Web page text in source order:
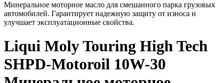
Минеральное моторное масло для смешанного парка грузовых
автомобилей. Гарантирует надежную защиту от износа и
улучшает эксплуатационные свойства.
Liqui Moly Touring High Tech
SHPD-Motoroil 10W-30